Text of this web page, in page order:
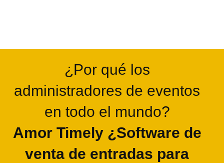
¿Por qué los
administradores de eventos
en todo el mundo?
Amor Timely ¿Software de
venta de entradas para